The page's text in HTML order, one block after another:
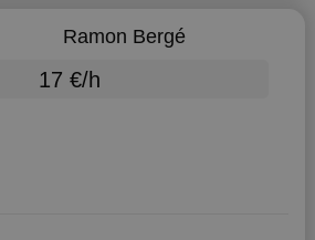
Ramon Bergé
17 €/h